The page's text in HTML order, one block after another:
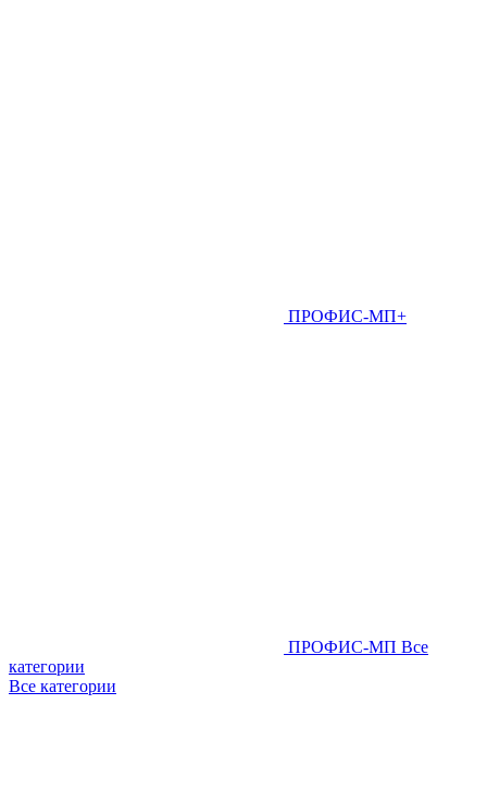
ПРОФИС-МП+
ПРОФИС-МП Все
категории
Все категории